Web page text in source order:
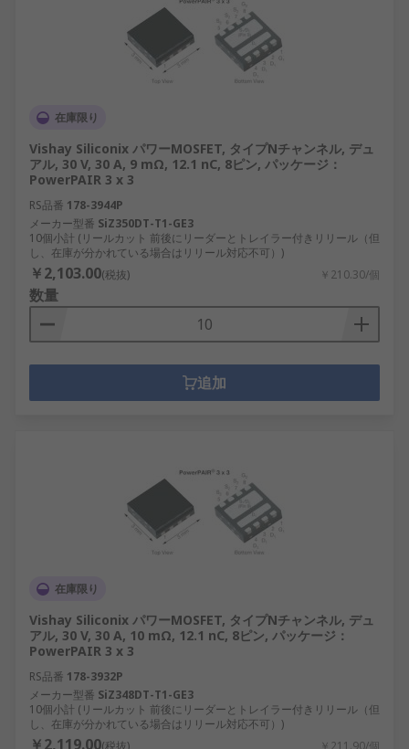
在庫限り
Vishay Siliconix パワーMOSFET, タイプNチャンネル, デュ
アル, 30 V, 30 A, 9 mΩ, 12.1 nC, 8ピン, パッケージ：
PowerPAIR 3 x 3
RS品番 178-3944P
メーカー型番 SiZ350DT-T1-GE3
10個小計 (リールカット 前後にリーダーとトレイラー付きリリール（但
し、在庫が分かれている場合はリリール対応不可）)
￥2,103.00(税抜) ￥210.30/個
数量
追加
在庫限り
Vishay Siliconix パワーMOSFET, タイプNチャンネル, デュ
アル, 30 V, 30 A, 10 mΩ, 12.1 nC, 8ピン, パッケージ：
PowerPAIR 3 x 3
RS品番 178-3932P
メーカー型番 SiZ348DT-T1-GE3
10個小計 (リールカット 前後にリーダーとトレイラー付きリリール（但
し、在庫が分かれている場合はリリール対応不可）)
￥2,119.00(税抜) ￥211.90/個